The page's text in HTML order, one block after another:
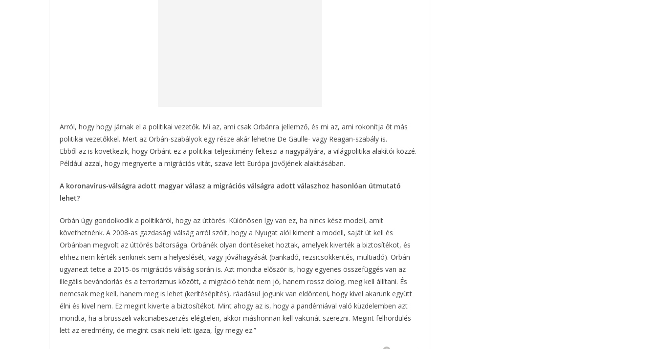
Arról, hogy hogy járnak el a politikai vezetők. Mi az, ami csak Orbánra jellemző, és mi az, ami rokonítja őt más
politikai vezetőkkel. Mert az Orbán-szabályok egy része akár lehetne De Gaulle- vagy Reagan-szabály is.
Ebből az is következik, hogy Orbánt ez a politikai teljesítmény felteszi a nagypályára, a világpolitika alakítói közzé.
Például azzal, hogy megnyerte a migrációs vitát, szava lett Európa jövőjének alakításában.
A koronavírus-válságra adott magyar válasz a migrációs válságra adott válaszhoz hasonlóan útmutató
lehet?
Orbán úgy gondolkodik a politikáról, hogy az úttörés. Különösen így van ez, ha nincs kész modell, amit
követhetnénk. A 2008-as gazdasági válság arról szólt, hogy a Nyugat alól kiment a modell, saját út kell és
Orbánban megvolt az úttörés bátorsága. Orbánék olyan döntéseket hoztak, amelyek kiverték a biztosítékot, és
ehhez nem kérték senkinek sem a helyeslését, vagy jóváhagyását (bankadó, rezsicsökkentés, multiadó). Orbán
ugyanezt tette a 2015-ös migrációs válság során is. Azt mondta először is, hogy egyenes összefüggés van az
illegális bevándorlás és a terrorizmus között, a migráció tehát nem jó, hanem rossz dolog, meg kell állítani. És
nemcsak meg kell, hanem meg is lehet (kerítésépítés), ráadásul jogunk van eldönteni, hogy kivel akarunk együtt
élni és kivel nem. Ez megint kiverte a biztosítékot. Mint ahogy az is, hogy a pandémiával való küzdelemben azt
mondta, ha a brüsszeli vakcinabeszerzés elégtelen, akkor máshonnan kell vakcinát szerezni. Megint felhördülés
lett az eredmény, de megint csak neki lett igaza, Így megy ez.”